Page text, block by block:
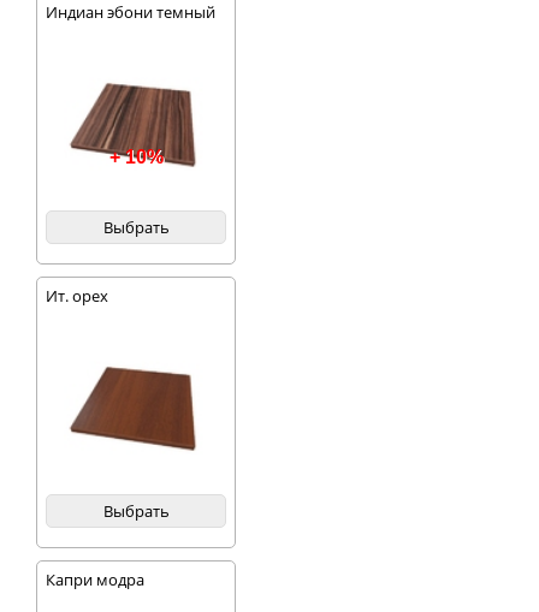
Индиан эбони темный
+ 10%
Выбрать
Ит. орех
Выбрать
Капри модра